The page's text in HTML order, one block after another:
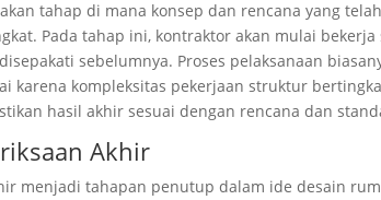
tahap di mana konsep dan rencana yang
Pada tahap ini, kontraktor akan mulai
sebelumnya. Proses pelaksanaan
karena kompleksitas pekerjaan struktur
hasil akhir sesuai dengan rencana dan
Akhir
menjadi tahapan penutup dalam ide desain